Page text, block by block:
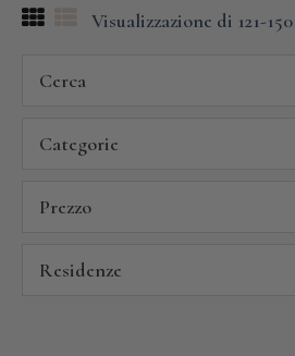
Visualizzazione di 121-
Cerca
Categorie
Prezzo
Residenze